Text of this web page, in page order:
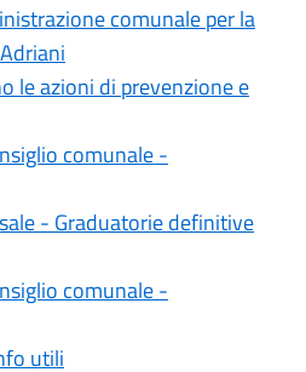
comunale per la
le azioni di prevenzione e
comunale -
- Graduatorie definitive
comunale -
utili